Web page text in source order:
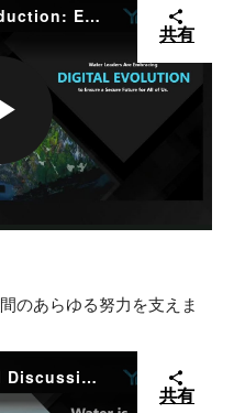
A
Y
V
I
Water Chapter 1 - Introduction: Every human endeavor is dependent upon sustainable and resilient water management
共有
P
A
のあらゆる努力を支えま
Water Chapter 2 - Panel Discussion: Connected Water Infrastructure for Sustainable, Resilient, and Agile Communities - intro
共有